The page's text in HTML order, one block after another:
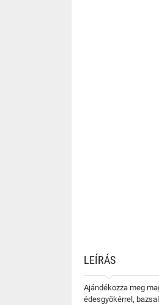
LEÍRÁS
Ajándékozza meg
édesgyökérrel,